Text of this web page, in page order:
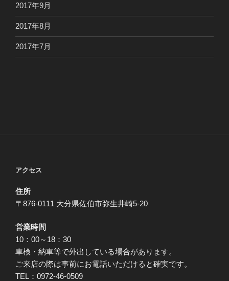
2017年9月
2017年8月
2017年7月
アクセス
住所
〒876-0111 大分県佐伯市弥生井崎5-20
営業時間
10：00～18：30
車検・納車等で外出している場合があります。
ご来店の際は事前にお電話いただけると確実です。
TEL：0972-46-0509